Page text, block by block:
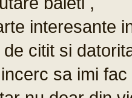
interesante
de citit si
sa imi